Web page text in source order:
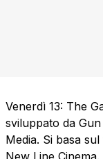
Venerdì 13: The
sviluppato da
Media. Si basa